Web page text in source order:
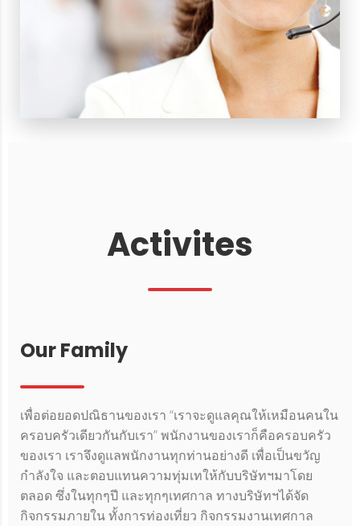
Activites
OurFamily
เพื่อต่อยอดปณิธานของเรา “เราจะดูแลคุณให้เหมือนคนใน
ครอบครัวเดียวกันกับเรา” พนักงานของเราก็คือครอบครัว
ของเรา เราจึงดูแลพนักงานทุกท่านอย่างดี เพื่อเป็นขวัญ
กำลังใจ และตอบแทนความทุ่มเทให้กับบริษัทฯมาโดย
ตลอด ซึ่งในทุกๆปี และทุกๆเทศกาล ทางบริษัทฯได้จัด
กิจกรรมภายใน ทั้งการท่องเที่ยว กิจกรรมงานเทศกาล